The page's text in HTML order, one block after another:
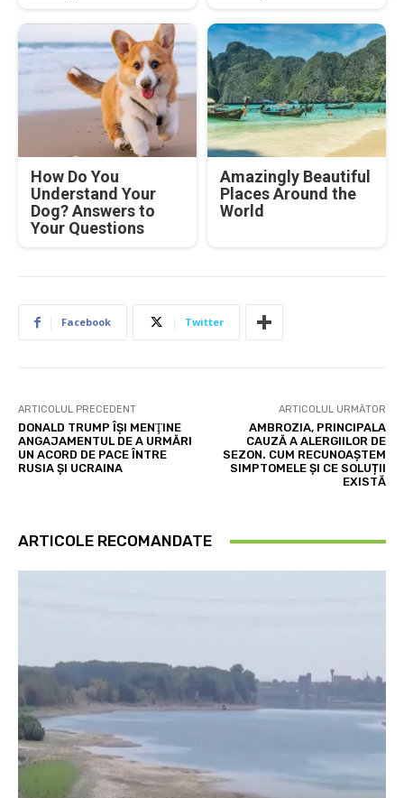
How Do You
Understand Your
Dog? Answers to
Your Questions
Amazingly Beautiful
Places Around the
World
Facebook Twitter
ARTICOLUL PRECEDENT
DONALD TRUMP ÎŞI MENŢINE
ANGAJAMENTUL DE A URMĂRI
UN ACORD DE PACE ÎNTRE
RUSIA ŞI UCRAINA
ARTICOLUL URMĂTOR
AMBROZIA, PRINCIPALA
CAUZĂ A ALERGIILOR DE
SEZON. CUM RECUNOAȘTEM
SIMPTOMELE ȘI CE SOLUȚII
EXISTĂ
ARTICOLE RECOMANDATE